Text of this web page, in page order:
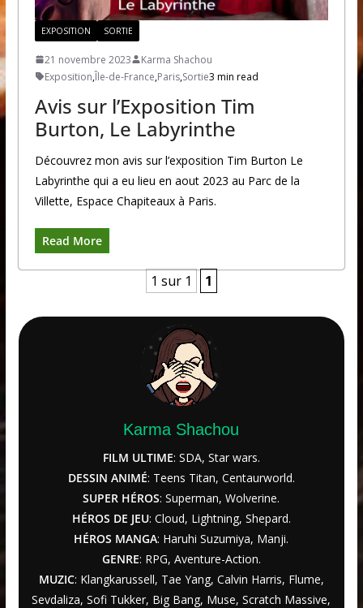
EXPOSITION SORTIE
21 novembre 2023
Karma Shachou
Exposition,Île-de-France,Paris,Sortie3 min read
Avis sur l’Exposition Tim
Burton, Le Labyrinthe
Découvrez mon avis sur l’exposition Tim Burton Le
Labyrinthe qui a eu lieu en aout 2023 au Parc de la
Villette, Espace Chapiteaux à Paris.
Read More
1 sur 1 1
Karma Shachou
FILM ULTIME: SDA, Star wars.
DESSIN ANIMÉ: Teens Titan, Centaurworld.
SUPER HÉROS: Superman, Wolverine.
HÉROS DE JEU: Cloud, Lightning, Shepard.
HÉROS MANGA: Haruhi Suzumiya, Manji.
GENRE: RPG, Aventure-Action.
MUZIC: Klangkarussell, Tae Yang, Calvin Harris, Flume,
Sevdaliza, Sofi Tukker, Big Bang, Muse, Scratch Massive,